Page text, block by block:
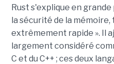
Rust s'explique en
la sécurité de la
extrêmement rapide ». Il
largement considéré
C et du C++ ; ces deux